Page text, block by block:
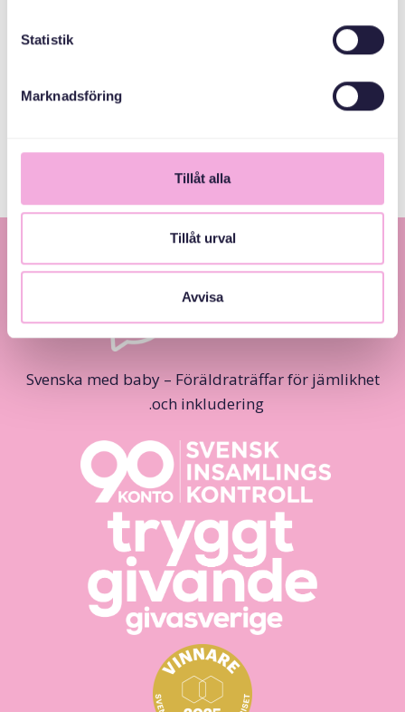
Statistik
Marknadsföring
Tillåt alla
Tillåt urval
Avvisa
Svenska med baby – Föräldraträffar för jämlikhet
och inkludering.